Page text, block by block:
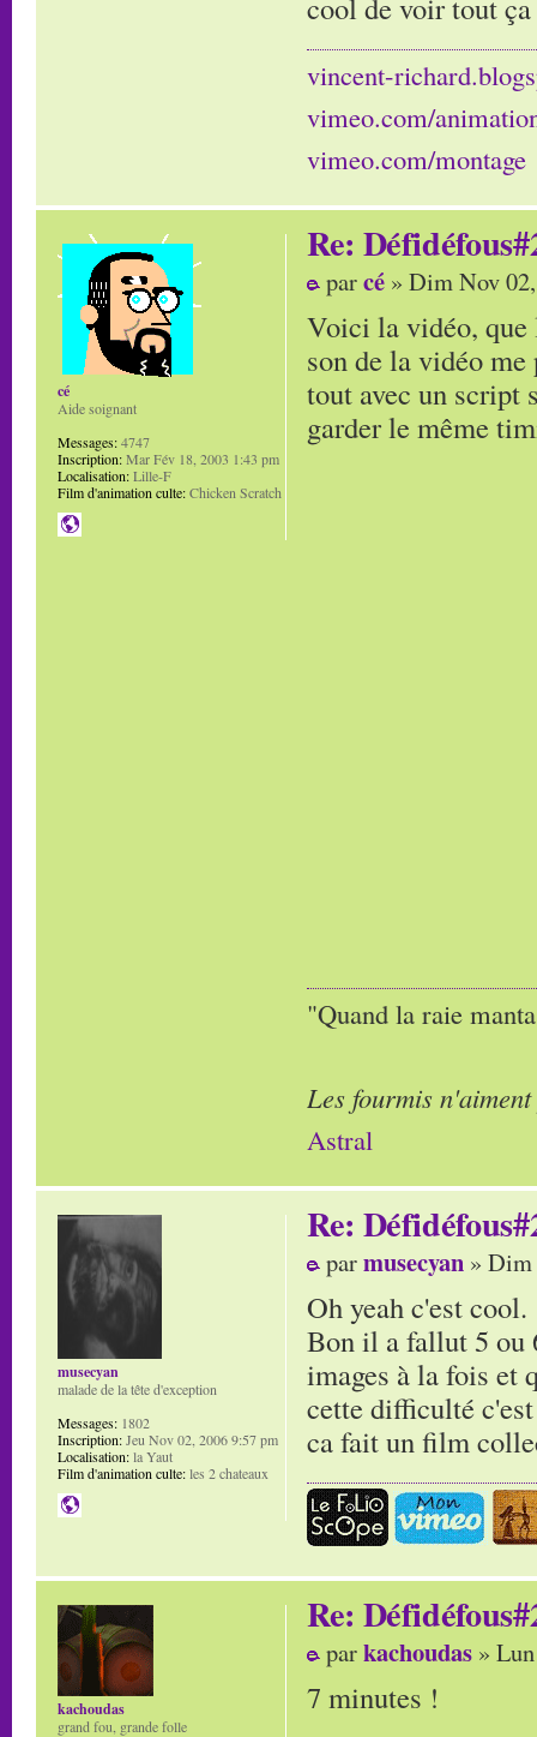
cool de voir tout
vincent-
vimeo.com/
vimeo.com/montage
Re:
parcé » Dim Nov
Voici la vidéo,
son de la vidéo
tout avec un script
garder le même
"Quand la raie
Les fourmis
Astral
cé
Aide soignant
Messages:4747
Inscription:Mar Fév 18, 2003 1:43 pm
Localisation:Lille-F
Film d'animation culte:Chicken Scratch
Re:
parmusecyan » Dim
Oh yeah c'est cool.
Bon il a fallut 5 ou
images à la fois et
cette difficulté
ca fait un film
musecyan
malade de la tête d'exception
Messages: 1802
Inscription:Jeu Nov 02, 2006 9:57 pm
Localisation:la Yaut
Film d'animation culte:les 2 chateaux
Re:
parkachoudas »
7 minutes !
kachoudas
grand fou, grande folle